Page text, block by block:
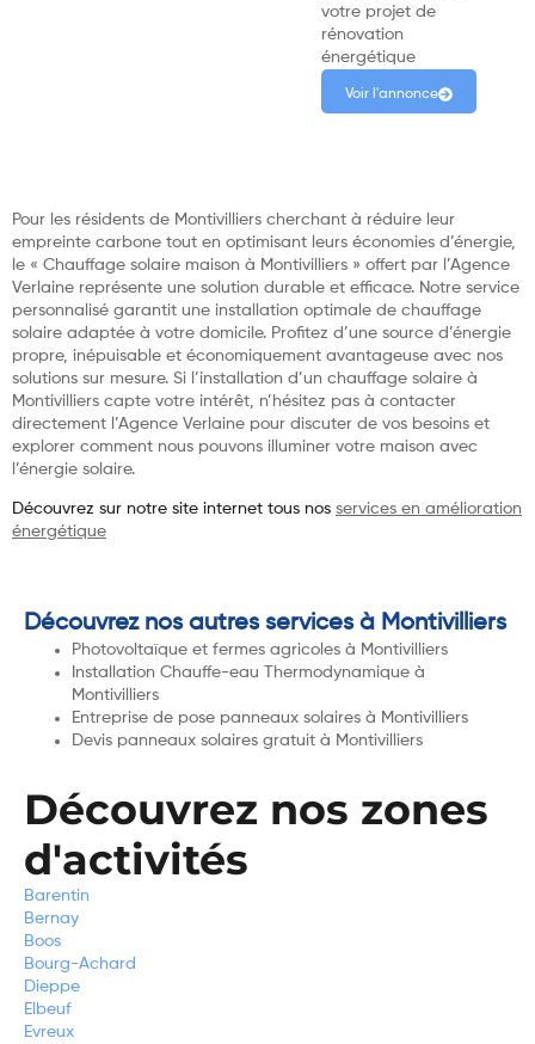
votre projet de
rénovation
énergétique
Voir l'annonce
Pour les résidents de Montivilliers cherchant à réduire leur
empreinte carbone tout en optimisant leurs économies d’énergie,
le « Chauffage solaire maison à Montivilliers » offert par l’Agence
Verlaine représente une solution durable et efficace. Notre service
personnalisé garantit une installation optimale de chauffage
solaire adaptée à votre domicile. Profitez d’une source d’énergie
propre, inépuisable et économiquement avantageuse avec nos
solutions sur mesure. Si l’installation d’un chauffage solaire à
Montivilliers capte votre intérêt, n’hésitez pas à contacter
directement l’Agence Verlaine pour discuter de vos besoins et
explorer comment nous pouvons illuminer votre maison avec
l’énergie solaire.
Découvrez sur notre site internet tous nos services en amélioration
énergétique
Découvrez nos autres services à Montivilliers
Photovoltaïque et fermes agricoles à Montivilliers
Installation Chauffe-eau Thermodynamique à
Montivilliers
Entreprise de pose panneaux solaires à Montivilliers
Devis panneaux solaires gratuit à Montivilliers
Découvrez nos zones
d'activités
Barentin
Bernay
Boos
Bourg-Achard
Dieppe
Elbeuf
Evreux